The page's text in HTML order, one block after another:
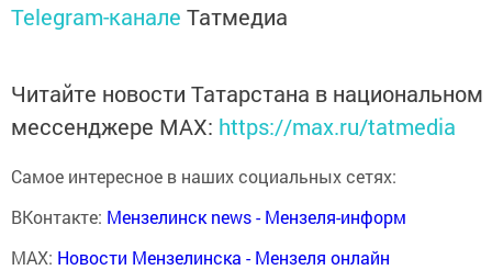
Telegram-канале Татмедиа
Читайте новости Татарстана в национальном
мессенджере MАХ: https://max.ru/tatmedia
Самое интересное в наших социальных сетях:
ВКонтакте: Мензелинск news - Мензеля-информ
MAX: Новости Мензелинска - Мензеля онлайн